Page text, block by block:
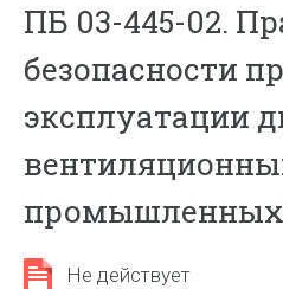
ПБ 03-445-02.
безопасности
эксплуатации
промышленных
Не действует